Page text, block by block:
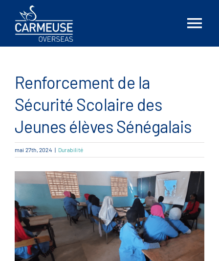
content
À propos
Solutions
Emplacements
Nouvelles
Contactez-nous
English(Anglais
Renforcement de la
Sécurité Scolaire des
Jeunes élèves Sénégalais
mai 27th, 2024 | Durabilité